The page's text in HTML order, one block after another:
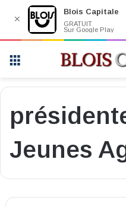
Jeunes
✕
Blois Capitale
GRATUIT
Sur Google Play